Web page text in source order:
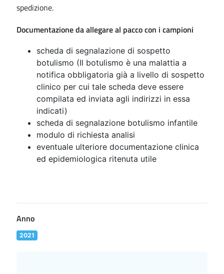
spedizione.
Documentazione da allegare al pacco con i campioni
scheda di segnalazione di sospetto
botulismo (Il botulismo è una malattia a
notifica obbligatoria già a livello di sospetto
clinico per cui tale scheda deve essere
compilata ed inviata agli indirizzi in essa
indicati)
scheda di segnalazione botulismo infantile
modulo di richiesta analisi
eventuale ulteriore documentazione clinica
ed epidemiologica ritenuta utile
Anno
2021